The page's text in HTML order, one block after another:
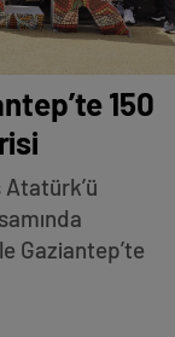
150
Atatürk’ü
Gaziantep’te